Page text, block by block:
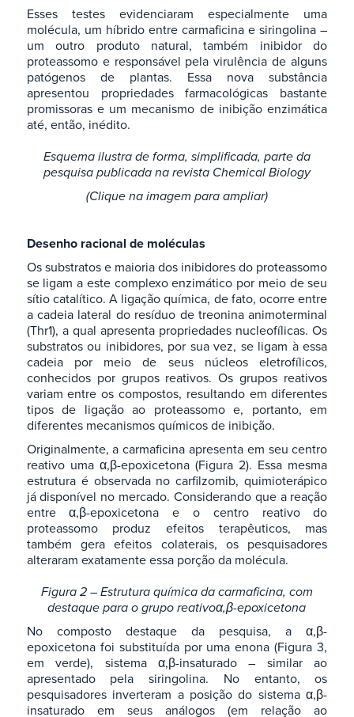
Esses testes evidenciaram especialmente uma
molécula, um híbrido entre carmaficina e siringolina –
um outro produto natural, também inibidor do
proteassomo e responsável pela virulência de alguns
patógenos de plantas. Essa nova substância
apresentou propriedades farmacológicas bastante
promissoras e um mecanismo de inibição enzimática
até, então, inédito.
Esquema ilustra de forma, simplificada, parte da
pesquisa publicada na revista Chemical Biology
(Clique na imagem para ampliar)
Desenho racional de moléculas
Os substratos e maioria dos inibidores do proteassomo
se ligam a este complexo enzimático por meio de seu
sítio catalítico. A ligação química, de fato, ocorre entre
a cadeia lateral do resíduo de treonina animoterminal
(Thr1), a qual apresenta propriedades nucleofílicas. Os
substratos ou inibidores, por sua vez, se ligam à essa
cadeia por meio de seus núcleos eletrofílicos,
conhecidos por grupos reativos. Os grupos reativos
variam entre os compostos, resultando em diferentes
tipos de ligação ao proteassomo e, portanto, em
diferentes mecanismos químicos de inibição.
Originalmente, a carmaficina apresenta em seu centro
reativo uma α,β-epoxicetona (Figura 2). Essa mesma
estrutura é observada no carfilzomib, quimioterápico
já disponível no mercado. Considerando que a reação
entre α,β-epoxicetona e o centro reativo do
proteassomo produz efeitos terapêuticos, mas
também gera efeitos colaterais, os pesquisadores
alteraram exatamente essa porção da molécula.
Figura 2 – Estrutura química da carmaficina, com
destaque para o grupo reativoα,β-epoxicetona
No composto destaque da pesquisa, a α,β-
epoxicetona foi substituída por uma enona (Figura 3,
em verde), sistema α,β-insaturado – similar ao
apresentado pela siringolina. No entanto, os
pesquisadores inverteram a posição do sistema α,β-
insaturado em seus análogos (em relação ao